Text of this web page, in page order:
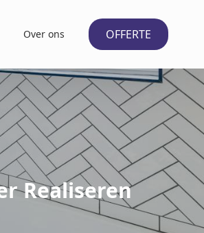
Over ons OFFERTE
Realiseren